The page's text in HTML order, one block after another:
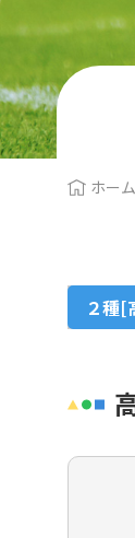
ホーム
２種[